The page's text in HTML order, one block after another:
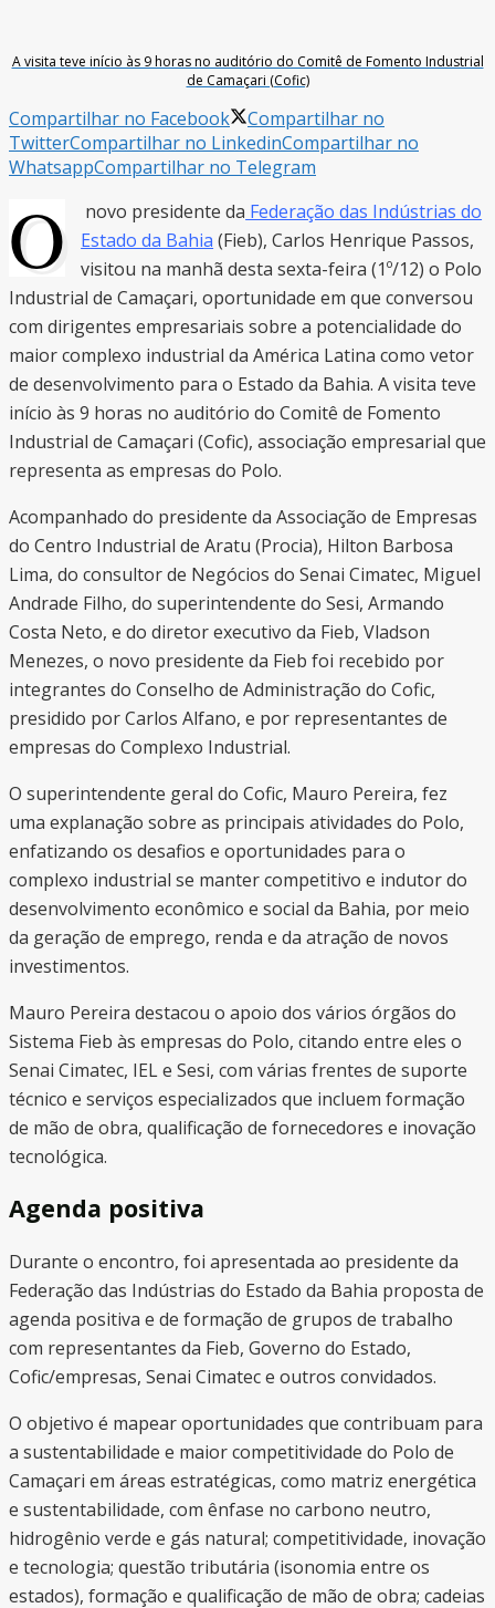
A visita teve início às 9 horas no auditório do Comitê de Fomento Industrial
de Camaçari (Cofic)
Compartilhar no Facebook
Compartilhar no
TwitterCompartilhar no LinkedinCompartilhar no
WhatsappCompartilhar no Telegram
O novo presidente da Federação das Indústrias do
Estado da Bahia (Fieb), Carlos Henrique Passos,
visitou na manhã desta sexta-feira (1º/12) o Polo
Industrial de Camaçari, oportunidade em que conversou
com dirigentes empresariais sobre a potencialidade do
maior complexo industrial da América Latina como vetor
de desenvolvimento para o Estado da Bahia. A visita teve
início às 9 horas no auditório do Comitê de Fomento
Industrial de Camaçari (Cofic), associação empresarial que
representa as empresas do Polo.
Acompanhado do presidente da Associação de Empresas
do Centro Industrial de Aratu (Procia), Hilton Barbosa
Lima, do consultor de Negócios do Senai Cimatec, Miguel
Andrade Filho, do superintendente do Sesi, Armando
Costa Neto, e do diretor executivo da Fieb, Vladson
Menezes, o novo presidente da Fieb foi recebido por
integrantes do Conselho de Administração do Cofic,
presidido por Carlos Alfano, e por representantes de
empresas do Complexo Industrial.
O superintendente geral do Cofic, Mauro Pereira, fez
uma explanação sobre as principais atividades do Polo,
enfatizando os desafios e oportunidades para o
complexo industrial se manter competitivo e indutor do
desenvolvimento econômico e social da Bahia, por meio
da geração de emprego, renda e da atração de novos
investimentos.
Mauro Pereira destacou o apoio dos vários órgãos do
Sistema Fieb às empresas do Polo, citando entre eles o
Senai Cimatec, IEL e Sesi, com várias frentes de suporte
técnico e serviços especializados que incluem formação
de mão de obra, qualificação de fornecedores e inovação
tecnológica.
Agenda positiva
Durante o encontro, foi apresentada ao presidente da
Federação das Indústrias do Estado da Bahia proposta de
agenda positiva e de formação de grupos de trabalho
com representantes da Fieb, Governo do Estado,
Cofic/empresas, Senai Cimatec e outros convidados.
O objetivo é mapear oportunidades que contribuam para
a sustentabilidade e maior competitividade do Polo de
Camaçari em áreas estratégicas, como matriz energética
e sustentabilidade, com ênfase no carbono neutro,
hidrogênio verde e gás natural; competitividade, inovação
e tecnologia; questão tributária (isonomia entre os
estados), formação e qualificação de mão de obra; cadeias